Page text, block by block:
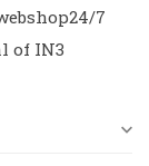
7
of IN3